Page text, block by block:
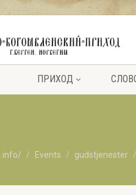
ПРИХОД
Events gudstjenester